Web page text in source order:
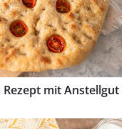
Rezept mit Anstellgut